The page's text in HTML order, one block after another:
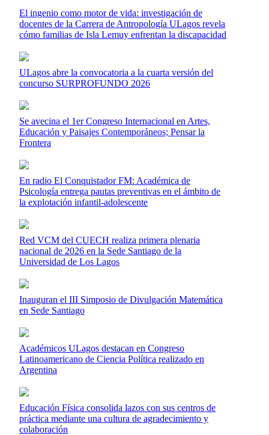
El ingenio como motor de vida: investigación de
docentes de la Carrera de Antropología ULagos revela
cómo familias de Isla Lemuy enfrentan la discapacidad
ULagos abre la convocatoria a la cuarta versión del
concurso SURPROFUNDO 2026
Se avecina el 1er Congreso Internacional en Artes,
Educación y Paisajes Contemporáneos; Pensar la
Frontera
En radio El Conquistador FM: Académica de
Psicología entrega pautas preventivas en el ámbito de
la explotación infantil-adolescente
Red VCM del CUECH realiza primera plenaria
nacional de 2026 en la Sede Santiago de la
Universidad de Los Lagos
Inauguran el III Simposio de Divulgación Matemática
en Sede Santiago
Académicos ULagos destacan en Congreso
Latinoamericano de Ciencia Política realizado en
Argentina
Educación Física consolida lazos con sus centros de
práctica mediante una cultura de agradecimiento y
colaboración